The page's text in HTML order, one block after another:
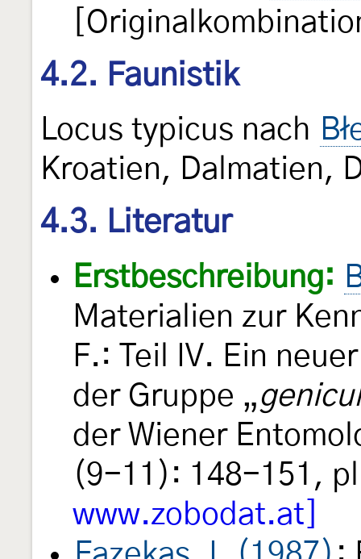
4.2. Faunistik
Locus typicus nach
Kroatien, Dalmatien,
4.3. Literatur
Erstbeschreibung:
Materialien zur
F.: Teil IV. Ein
der Gruppe „
der Wiener
(9-11): 148-151,
www.zobodat.at]